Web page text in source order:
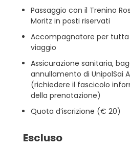
Passaggio con il Trenino
Moritz in posti riservati
Accompagnatore per tutta
viaggio
Assicurazione sanitaria,
annullamento di UnipolSai
(richiedere il fascicolo
della prenotazione)
Quota d’iscrizione (€ 20)
Escluso